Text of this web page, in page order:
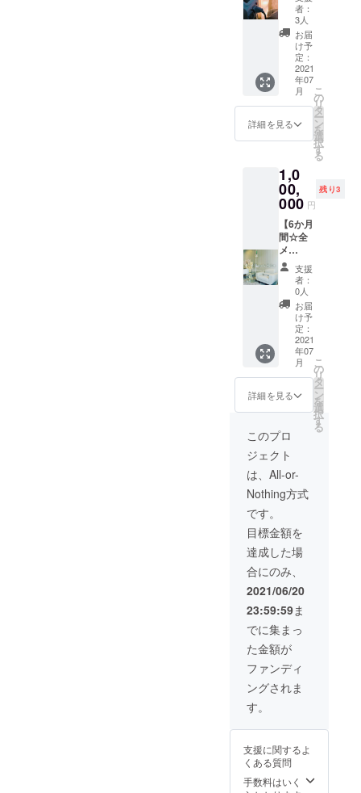
LUME
」の
キャン
ドル
アー
ティス
トが作
成した
オリジ
お届け
しま
す！ ギ
フト
ボック
スに包
装しお
送りさ
せてい
ただき
ます。
※作成に
お時間
いただ
きます
ので
少々発
送にお
可能性
いま
す。
為では
ござい
ませ
ん。効
果には
個人差
がござ
います
ことを
予めご
ンドｏ
ｒフッ
トご選
択いた
だけま
す。お
好みの
デザイ
ンにさ
せてい
ただき
ます。
※材料、
カラー
は当店
にある
ものに
限りが
とをご
了承願
いま
す。 ※
ご予約
方法を
せてい
ただき
ます。
きま
す！ １
回１２
０分、
半年間
で６回
分の消
化をお
願いい
たしま
す。 ※
有効期
ケット
お届け
月含み6
か月有
効 ※御
予約方
法を
メール
で送ら
せてい
ただき
ます。
初回ご
来店の
際に回
数券を
お渡し
致しま
す。
題】※お
肌の負
担を考
慮し最
短２週
間はあ
けてい
ただき
ます！
顔から
VIOも全
身ご利
だけま
す。美
肌も叶
う光脱
毛☆男
女共に
全身脱
毛する
時代に
なって
おりま
す！是
非お得
にご利
用くだ
さい。
IPL/SH
R併用脱
毛☆脱
毛効果
の出や
すい光
方式で
施術を
行いま
す。
つ毛育
毛美容
液】 今
話題の
プラセ
ンタ９
５％配
合美容
液「ル
ジュ」
☆エス
テサロ
ン専売
力、潤
感頂け
ます！
シッカ
者：
3人
お届
け予
定：
2021
年07
月
詳細を見る
こ
の
リ
タ
ー
ン
を
選
択
す
る
1,0
00,
000 円
残り3
【6か月
間☆全
メ
ニュー
通い放
題】 オ
イル
マッ
サー
ジ、痩
身、
フェイ
シャ
ル、
光・
ワック
ス脱
毛、ネ
イル
等、当
店の全
メ
２時間
の枠で
通い放
題とさ
せてい
ただき
ます！
【美容
液＆ま
つ毛育
毛美容
液＆ハ
ンドメ
ドル】
け 今話
題のプ
ラセン
支援
者：
0人
お届
け予
定：
2021
年07
月
詳細を見る
こ
の
リ
タ
ー
ン
を
選
択
す
る
このプロ
ジェクト
は、All-or-
Nothing方式
です。
目標金額を
達成した場
合にのみ、
2021/06/20
23:59:59ま
でに集まっ
た金額が
ファンディ
ングされま
す。
支援に関するよ
くある質問
手数料はいく